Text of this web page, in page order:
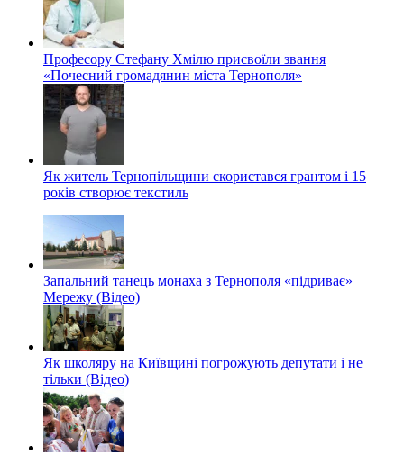
Професору Стефану Хмілю присвоїли звання
«Почесний громадянин міста Тернополя»
Як житель Тернопільщини скористався грантом і 15
років створює текстиль
Запальний танець монаха з Тернополя «підриває»
Мережу (Відео)
Як школяру на Київщині погрожують депутати і не
тільки (Відео)